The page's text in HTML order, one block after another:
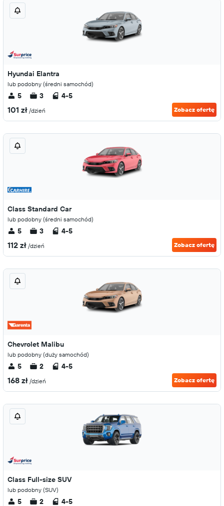
Hyundai Elantra
lub podobny (średni samochód)
5 3 4-5
101 zł /dzień Zobacz ofertę
Class Standard Car
lub podobny (średni samochód)
5 3 4-5
112 zł /dzień Zobacz ofertę
Chevrolet Malibu
lub podobny (duży samochód)
5 2 4-5
168 zł /dzień Zobacz ofertę
Class Full-size SUV
lub podobny (SUV)
5 2 4-5